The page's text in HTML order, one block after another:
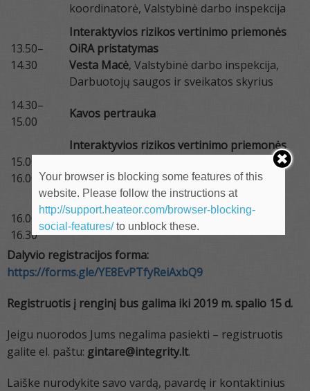
koordinatorė, Valstybinė darbo inspekcija
13.50–
14.30
Interaktyvios rizikos vertinimo priemonės
OiRA pristatymas
Vesta Macė, Valstybinė darbo inspekcija,
Darbuotojų saugos ir sveikatos skyrius
14.30–
15.00
Kavos pertrauka
15.00–
16.00
Interaktyvios rizikos vertinimo priemonės
Vesta Macė,
Valstybinė darbo inspekcija, Darbuotojų
saugos ir sveikatos skyrius
16.00–
16.30
Diskusijos
Dalyvio registracijos forma:
https://forms.gle/YE8EvPTfyReiAxbQ9
Registruotis į renginį bus galima iki 2019 m. spalio 15 d.
Jeigu nuorodos Jums negalima pasiekti – registruotis
galite el. paštu: gintare@integrity.lt.
Laiške nurodykite savo vardą, pavardę ir kontaktinius
Your browser is blocking some features of this
website. Please follow the instructions at
http://support.heateor.com/browser-blocking-
social-features/to unblock these.